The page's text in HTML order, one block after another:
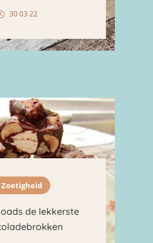
30 03 22
Zoetigheid
de lekkerste